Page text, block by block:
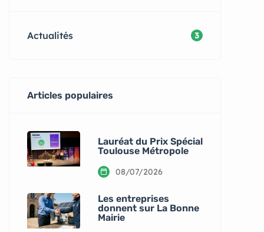
Actualités 3
Articles populaires
Lauréat du Prix Spécial
Toulouse Métropole
08/07/2026
Les entreprises
donnent sur La Bonne
Mairie